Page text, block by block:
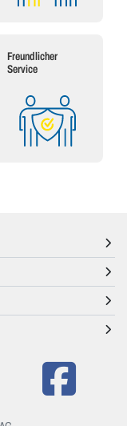
Freundlicher
Service